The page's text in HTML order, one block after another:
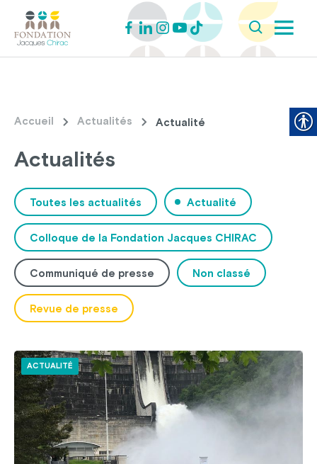
Accueil Actualités Actualité
Actualités
Toutes les actualités Actualité
Colloque de la Fondation Jacques CHIRAC
Communiqué de presse Non classé
Revue de presse
ACTUALITÉ